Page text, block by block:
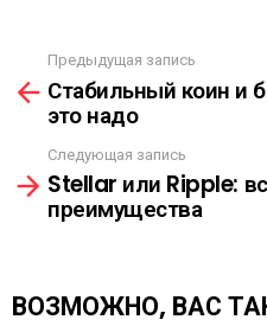
Ы
Л
К
А
м
е
щ
Предыдущая запись
Стабильный коин и
это надо
Следующая запись
Stellar или Ripple:
преимущества
ВОЗМОЖНО, ВАС